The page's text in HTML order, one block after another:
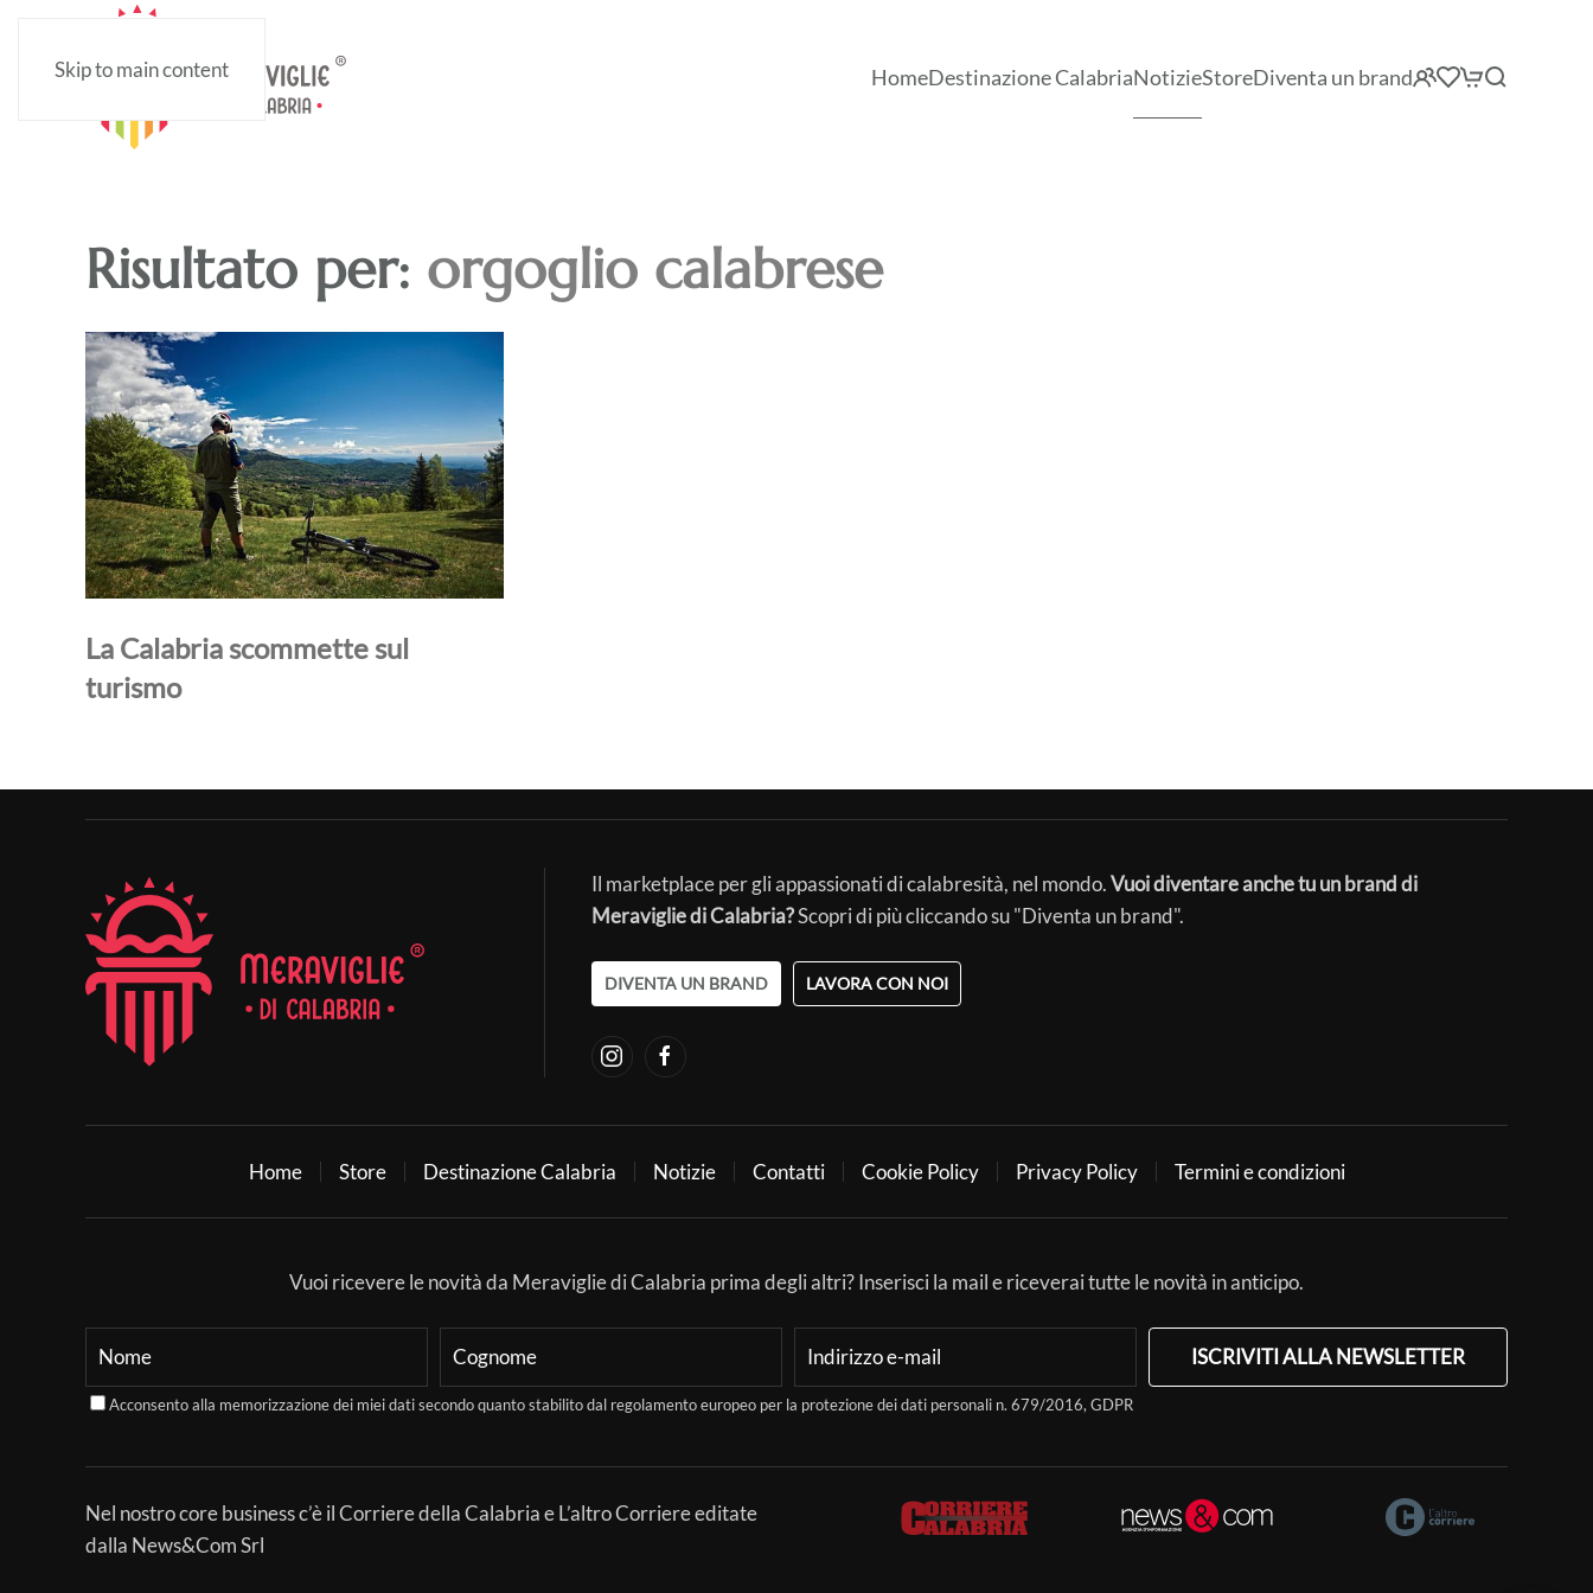
Skip to main content HomeDestinazione CalabriaNotizieStoreDiventa un brand
Risultato per: orgoglio calabrese
La Calabria scommette sul
turismo
Il marketplace per gli appassionati di calabresità, nel mondo.Vuoi diventare anche tu un brand di
Meraviglie di Calabria?Scopri di più cliccando su "Diventa un brand".
DIVENTA UN BRAND LAVORA CON NOI
Home Store Destinazione Calabria Notizie Contatti Cookie Policy Privacy Policy Termini e condizioni
Vuoi ricevere le novità da Meraviglie di Calabria prima degli altri? Inserisci la mail e riceverai tutte le novità in anticipo.
ISCRIVITI ALLA NEWSLETTER
Acconsento alla memorizzazione dei miei dati secondo quanto stabilito dal regolamento europeo per la protezione dei dati personali n. 679/2016, GDPR
Nel nostro core business c’è il Corriere della Calabria e L’altro Corriere editate
dalla News&Com Srl